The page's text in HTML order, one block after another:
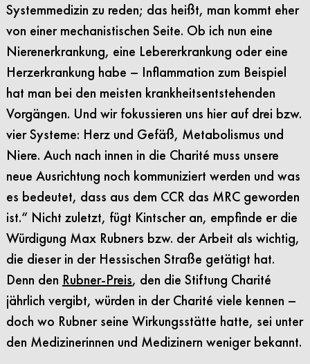
Systemmedizin zu reden; das heißt, man kommt eher
von einer mechanistischen Seite. Ob ich nun eine
Nierenerkrankung, eine Lebererkrankung oder eine
Herzerkrankung habe – Inflammation zum Beispiel
hat man bei den meisten krankheitsentstehenden
Vorgängen. Und wir fokussieren uns hier auf drei bzw.
vier Systeme: Herz und Gefäß, Metabolismus und
Niere. Auch nach innen in die Charité muss unsere
neue Ausrichtung noch kommuniziert werden und was
es bedeutet, dass aus dem CCR das MRC geworden
ist.“ Nicht zuletzt, fügt Kintscher an, empfinde er die
Würdigung Max Rubners bzw. der Arbeit als wichtig,
die dieser in der Hessischen Straße getätigt hat.
Denn den Rubner-Preis, den die Stiftung Charité
jährlich vergibt, würden in der Charité viele kennen –
doch wo Rubner seine Wirkungsstätte hatte, sei unter
den Medizinerinnen und Medizinern weniger bekannt.